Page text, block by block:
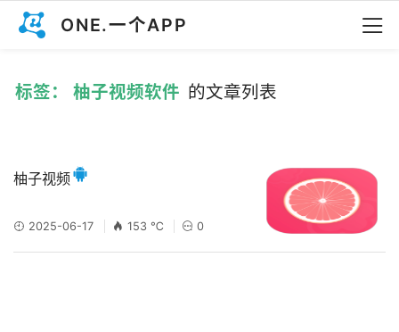
ONE.一个APP
标签： 柚子视频软件 的文章列表
柚子视频
2025-06-17 153 ℃ 0